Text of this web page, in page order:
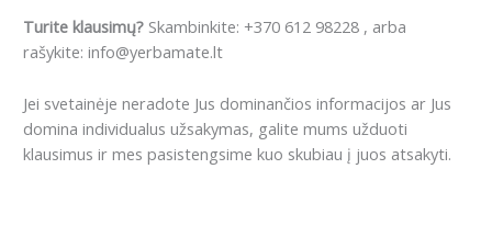
Turite klausimų? Skambinkite: +370 612 98228 , arba
rašykite: info@yerbamate.lt
Jei svetainėje neradote Jus dominančios informacijos ar Jus
domina individualus užsakymas, galite mums užduoti
klausimus ir mes pasistengsime kuo skubiau į juos atsakyti.